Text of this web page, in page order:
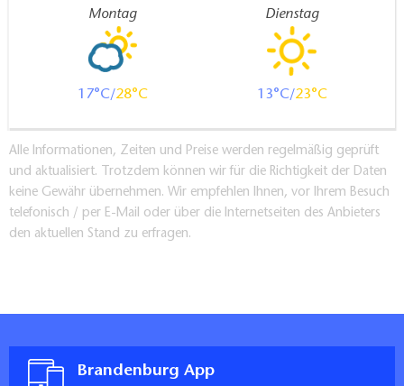
Montag
17 28
Dienstag
13 23
Alle Informationen, Zeiten und Preise werden regelmäßig geprüft
und aktualisiert. Trotzdem können wir für die Richtigkeit der Daten
keine Gewähr übernehmen. Wir empfehlen Ihnen, vor Ihrem Besuch
telefonisch / per E-Mail oder über die Internetseiten des Anbieters
den aktuellen Stand zu erfragen.
Brandenburg App